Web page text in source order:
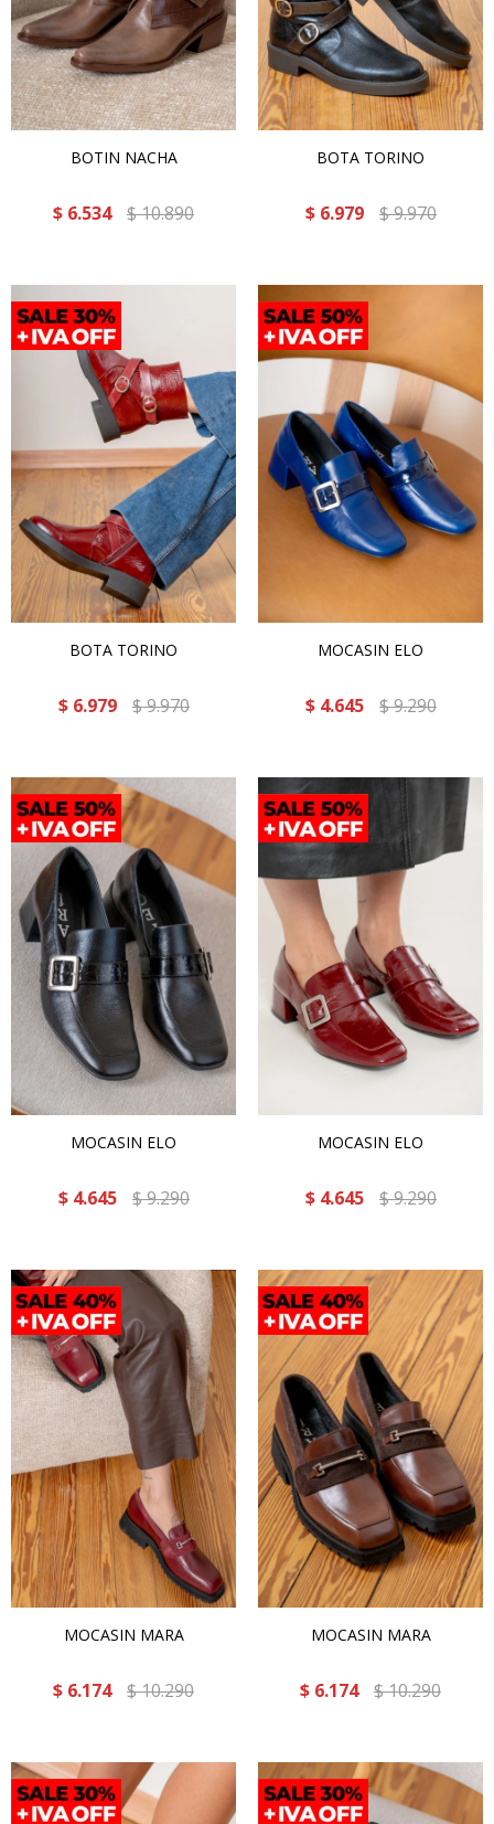
BOTIN NACHA
$ 6.534 $10.890
BOTA TORINO
$ 6.979 $9.970
BOTA TORINO
$ 6.979 $9.970
MOCASIN ELO
$ 4.645 $9.290
MOCASIN ELO
$ 4.645 $9.290
MOCASIN ELO
$ 4.645 $9.290
MOCASIN MARA
$ 6.174 $10.290
MOCASIN MARA
$ 6.174 $10.290